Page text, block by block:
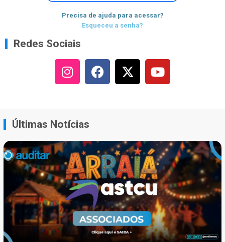
Precisa de ajuda para acessar?
Esqueceu a senha?
Redes Sociais
Últimas Notícias